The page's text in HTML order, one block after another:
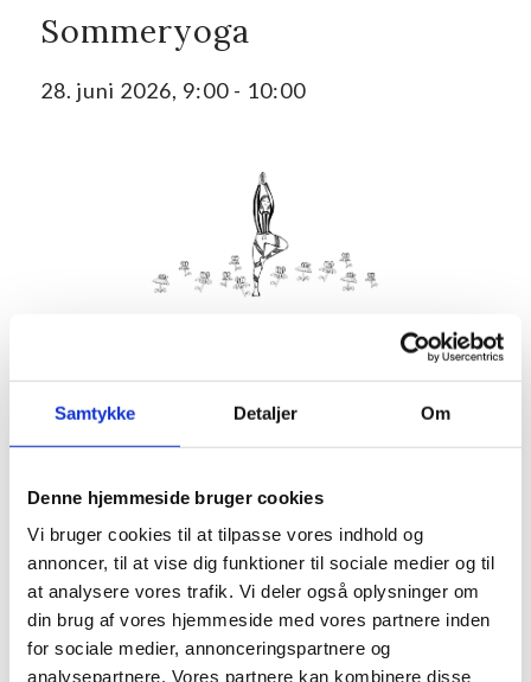
Samtykke Detaljer Om
Denne hjemmeside bruger cookies
Vi bruger cookies til at tilpasse vores indhold og
annoncer, til at vise dig funktioner til sociale medier og til
at analysere vores trafik. Vi deler også oplysninger om
din brug af vores hjemmeside med vores partnere inden
for sociale medier, annonceringspartnere og
analysepartnere. Vores partnere kan kombinere disse
Sommeryoga
28. juni 2026, 9:00- 10:00
Kom med morgenhår og tag din nabo eller bedste ven under
Husk din yogamåtte.
Hvis det er dårligt vejr, er vi indendørs på Villa Strand eller
Hornbækhus.
Info
Tilmelding